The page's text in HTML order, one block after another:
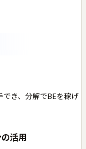
き、分解でBEを稼げ
活用